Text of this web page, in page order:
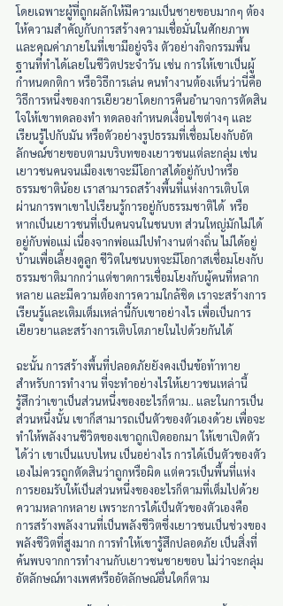
โดยเฉพาะผู้ที่ถูกผลักให้มีความเป็นชายขอบมากๆ ต้อง
ให้ความสำคัญกับการสร้างความเชื่อมั่นในศักยภาพ
และคุณค่าภายในที่เขามีอยู่จริง ตัวอย่างกิจกรรมพื้น
ฐานที่ทำได้เลยในชีวิตประจำวัน เช่น การให้เขาเป็นผู้
กำหนดกติกา หรือวิธีการเล่น คนทำงานต้องเห็นว่านี่คือ
วิธีการหนึ่งของการเยียวยาโดยการคืนอำนาจการตัดสิน
ใจให้เขาทดลองทำ ทดลองกำหนดเงื่อนไขต่างๆ และ
เรียนรู้ไปกับมัน หรือตัวอย่างรูปธรรมที่เชื่อมโยงกับอัต
ลักษณ์ชายขอบตามบริบทของเยาวชนแต่ละกลุ่ม เช่น
เยาวชนคนจนเมืองเขาจะมีโอกาสได้อยู่กับป่าหรือ
ธรรมชาติน้อย เราสามารถสร้างพื้นที่แห่งการเติบโต
ผ่านการพาเขาไปเรียนรู้การอยู่กับธรรมชาติได้  หรือ
หากเป็นเยาวชนที่เป็นคนจนในชนบท ส่วนใหญ่มักไม่ได้
อยู่กับพ่อแม่ เนื่องจากพ่อแม่ไปทำงานต่างถิ่น ไม่ได้อยู่
บ้านเพื่อเลี้ยงดูลูก ชีวิตในชนบทจะมีโอกาสเชื่อมโยงกับ
ธรรมชาติมากกว่าแต่ขาดการเชื่อมโยงกับผู้คนที่หลาก
หลาย และมีความต้องการความใกล้ชิด เราจะสร้างการ
เรียนรู้และเติมเต็มเหล่านี้กับเขาอย่างไร เพื่อเป็นการ
เยียวยาและสร้างการเติบโตภายในไปด้วยกันได้
ฉะนั้น การสร้างพื้นที่ปลอดภัยยังคงเป็นข้อท้าทาย
สำหรับการทำงาน ที่จะทำอย่างไรให้เยาวชนเหล่านี้
รู้สึกว่าเขาเป็นส่วนหนึ่งของอะไรก็ตาม.. และในการเป็น
ส่วนหนึ่งนั้น เขาก็สามารถเป็นตัวของตัวเองด้วย เพื่อจะ
ทำให้พลังงานชีวิตของเขาถูกเปิดออกมา ให้เขาเปิดตัว
ได้ว่า เขาเป็นแบบไหน เป็นอย่างไร การได้เป็นตัวของตัว
เองไม่ควรถูกตัดสินว่าถูกหรือผิด แต่ควรเป็นพื้นที่แห่ง
การยอมรับให้เป็นส่วนหนึ่งของอะไรก็ตามที่เต็มไปด้วย
ความหลากหลาย เพราะการได้เป็นตัวของตัวเองคือ
การสร้างพลังงานที่เป็นพลังชีวิตซึ่งเยาวชนเป็นช่วงของ
พลังชีวิตที่สูงมาก การทำให้เขารู้สึกปลอดภัย เป็นสิ่งที่
ค้นพบจากการทำงานกับเยาวชนชายขอบ ไม่ว่าจะกลุ่ม
อัตลักษณ์ทางเพศหรืออัตลักษณ์อื่นใดก็ตาม